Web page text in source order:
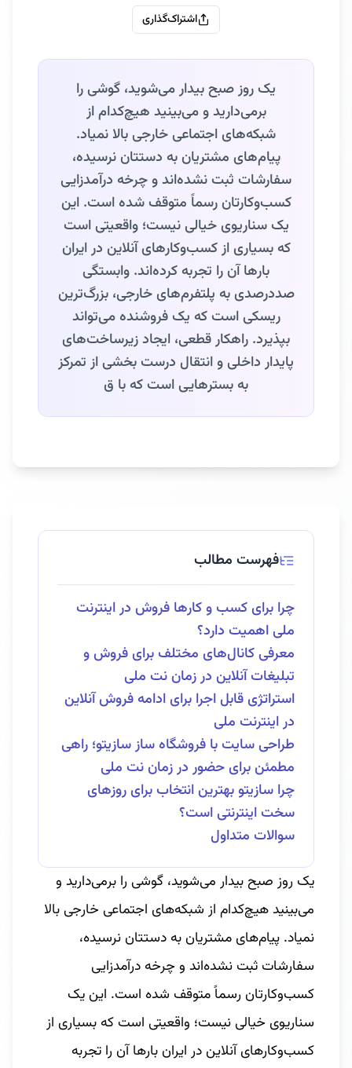
اشتراک‌گذاری
یک روز صبح بیدار می‌شوید، گوشی را
برمی‌دارید و می‌بینید هیچ‌کدام از
شبکه‌های اجتماعی خارجی بالا نمیاد.
پیام‌های مشتریان به دستتان نرسیده،
سفارشات ثبت نشده‌اند و چرخه درآمدزایی
کسب‌وکارتان رسماً متوقف شده است. این
یک سناریوی خیالی نیست؛ واقعیتی است
که بسیاری از کسب‌وکارهای آنلاین در ایران
بارها آن را تجربه کرده‌اند. وابستگی
صددرصدی به پلتفرم‌های خارجی، بزرگ‌ترین
ریسکی است که یک فروشنده می‌تواند
بپذیرد. راهکار قطعی، ایجاد زیرساخت‌های
پایدار داخلی و انتقال درست بخشی از تمرکز
به بسترهایی است که با ق
فهرست مطالب
چرا برای کسب و کارها فروش در اینترنت
ملی اهمیت دارد؟
معرفی کانال‌های مختلف برای فروش و
تبلیغات آنلاین در زمان نت ملی
استراتژی قابل اجرا برای ادامه فروش آنلاین
در اینترنت ملی
طراحی سایت با فروشگاه ساز سازیتو؛ راهی
مطمئن برای حضور در زمان نت ملی
چرا سازیتو بهترین انتخاب برای روزهای
سخت اینترنتی است؟
سوالات متداول
یک روز صبح بیدار می‌شوید، گوشی را برمی‌دارید و
می‌بینید هیچ‌کدام از شبکه‌های اجتماعی خارجی بالا
نمیاد. پیام‌های مشتریان به دستتان نرسیده،
سفارشات ثبت نشده‌اند و چرخه درآمدزایی
کسب‌وکارتان رسماً متوقف شده است. این یک
سناریوی خیالی نیست؛ واقعیتی است که بسیاری از
کسب‌وکارهای آنلاین در ایران بارها آن را تجربه